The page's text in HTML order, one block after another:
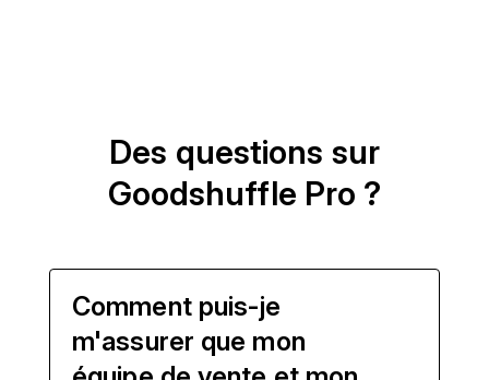
Des questions sur
Goodshuffle Pro ?
Comment puis-je
m'assurer que mon